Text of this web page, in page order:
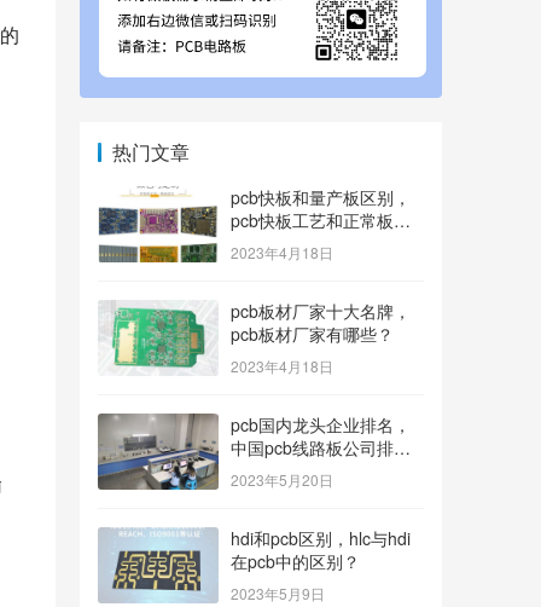
热门文章
pcb快板和量产板区别，
pcb快板工艺和正常板工
艺？
2023年4月18日
pcb板材厂家十大名牌，
pcb板材厂家有哪些？
2023年4月18日
pcb国内龙头企业排名，
中国pcb线路板公司排名
100内的有哪些？
2023年5月20日
hdi和pcb区别，hlc与hdi
在pcb中的区别？
2023年5月9日